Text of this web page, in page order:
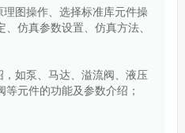
图操作、选择标准库元件操
仿真参数设置、仿真方法、
如泵、马达、溢流阀、液压
元件的功能及参数介绍；